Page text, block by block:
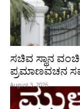
ಸಚಿವ ಸ್ಥಾನ
ಪ್ರಮಾಣವಚನ
August 3, 2026